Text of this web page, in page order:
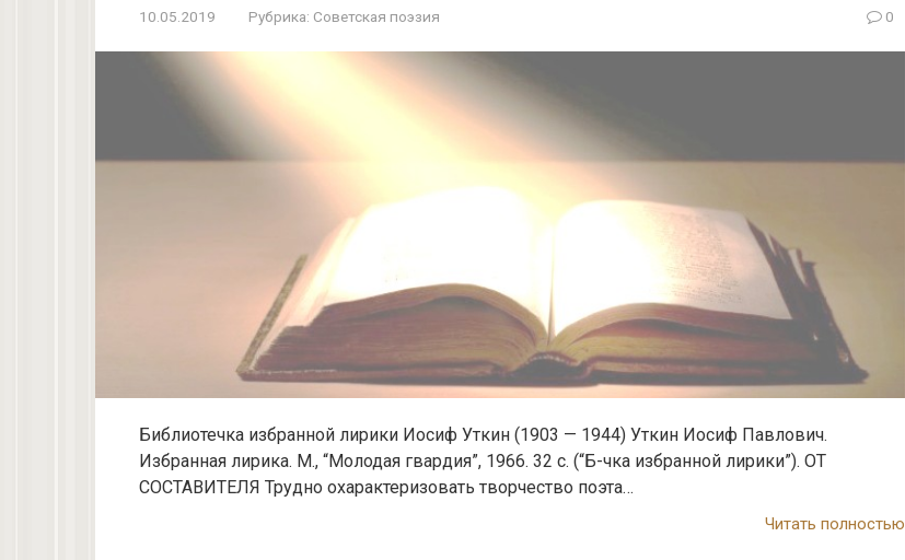
10.05.2019 Рубрика: Советская поэзия 0
Библиотечка избранной лирики Иосиф Уткин (1903 — 1944) Уткин Иосиф Павлович.
Избранная лирика. М., “Молодая гвардия”, 1966. 32 с. (“Б-чка избранной лирики”). ОТ
СОСТАВИТЕЛЯ Трудно охарактеризовать творчество поэта…
Читать полностью